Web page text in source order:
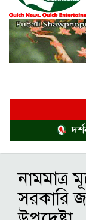
নামমাত্র
সরকারি